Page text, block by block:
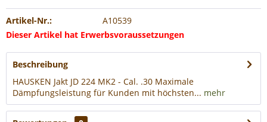
Artikel-Nr.:
A10539
Dieser Artikel hat Erwerbsvoraussetzungen
Beschreibung
HAUSKEN Jakt JD 224 MK2 - Cal. .30 Maximale
Dämpfungsleistung für Kunden mit höchsten... mehr